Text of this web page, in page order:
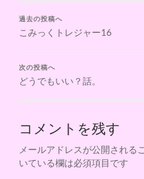
過去の投稿へ
こみっくトレジャー16
次の投稿へ
どうでもいい？話。
コメントを残す
メールアドレスが公開される
いている欄は必須項目です